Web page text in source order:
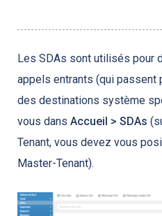
Les SDAs sont utilisés pour
appels entrants (qui passent
des destinations système
vous dans Accueil > SDAs
Tenant, vous devez vous
Master-Tenant).